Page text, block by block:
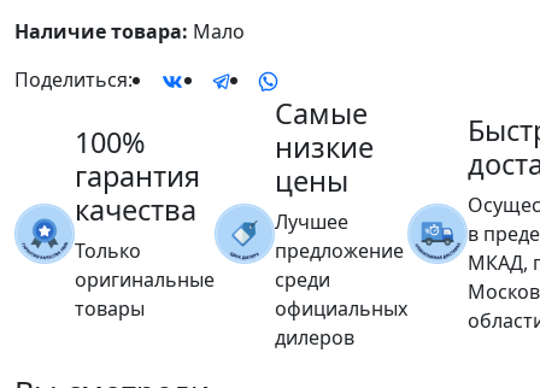
Наличие товара: Мало
Поделиться:
100%
гарантия
качества
Только
оригинальные
товары
Самые
низкие
цены
Лучшее
предложение
среди
официальных
дилеров
в
МКАД,